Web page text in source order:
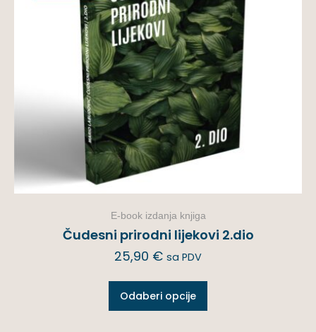
E-book izdanja knjiga
Čudesni prirodni lijekovi 2.dio
25,90 € sa PDV
Odaberi opcije